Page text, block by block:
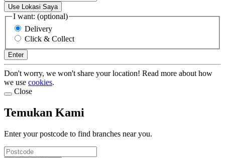
Use Lokasi Saya
I want: (optional)
Delivery
Click & Collect
Enter
Don't worry, we won't share your location! Read more about how
we use cookies.
Close
Temukan Kami
Enter your postcode to find branches near you.